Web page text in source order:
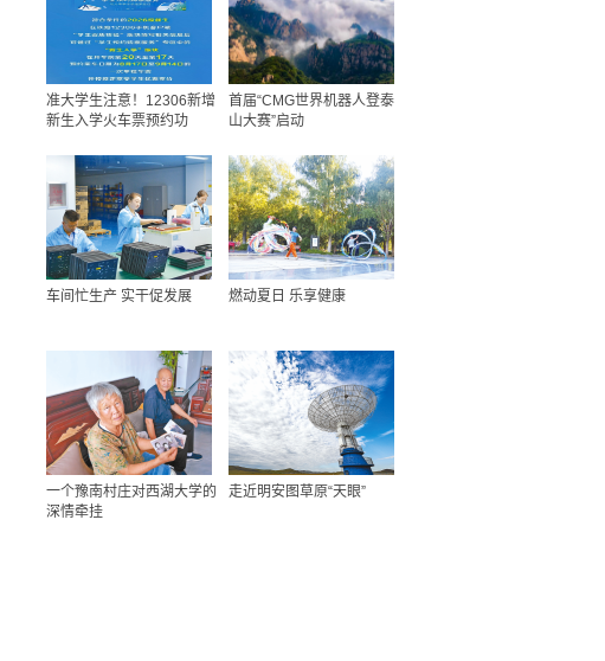
准大学生注意！12306新增
新生入学火车票预约功
首届“CMG世界机器人登泰
山大赛”启动
车间忙生产 实干促发展 燃动夏日 乐享健康
一个豫南村庄对西湖大学的
深情牵挂
走近明安图草原“天眼”